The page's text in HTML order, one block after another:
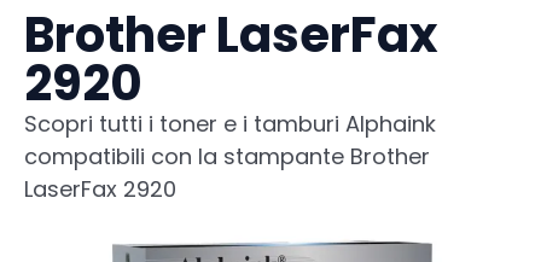
Brother LaserFax
2920
Scopri tutti i toner e i tamburi Alphaink
compatibili con la stampante Brother
LaserFax 2920